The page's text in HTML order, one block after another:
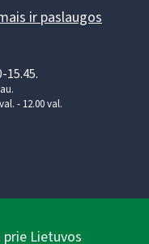
ir paslaugos
15.45.
- 12.00 val.
Lietuvos